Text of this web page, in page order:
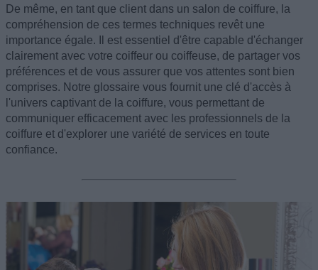
De même, en tant que client dans un salon de coiffure, la
compréhension de ces termes techniques revêt une
importance égale. Il est essentiel d'être capable d'échanger
clairement avec votre coiffeur ou coiffeuse, de partager vos
préférences et de vous assurer que vos attentes sont bien
comprises. Notre glossaire vous fournit une clé d'accès à
l'univers captivant de la coiffure, vous permettant de
communiquer efficacement avec les professionnels de la
coiffure et d'explorer une variété de services en toute
confiance.